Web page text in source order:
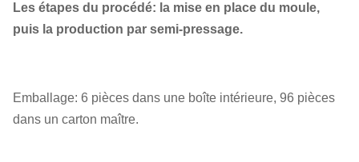
Les étapes du procédé: la mise en place du moule,
puis la production par semi-pressage.
Emballage: 6 pièces dans une boîte intérieure, 96 pièces
dans un carton maître.